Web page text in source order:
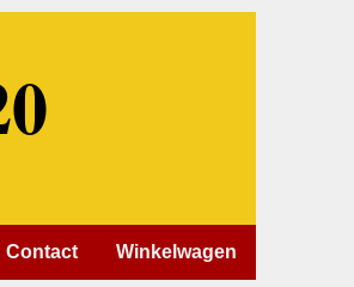
Winkelwagen
Contact